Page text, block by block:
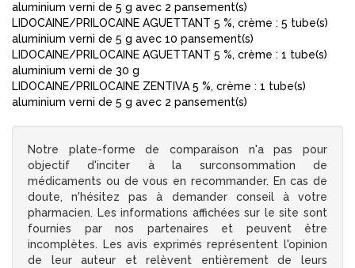
aluminium verni de 5 g avec 2 pansement(s)
LIDOCAINE/PRILOCAINE AGUETTANT 5 %, crème : 5 tube(s)
aluminium verni de 5 g avec 10 pansement(s)
LIDOCAINE/PRILOCAINE AGUETTANT 5 %, crème : 1 tube(s)
aluminium verni de 30 g
LIDOCAINE/PRILOCAINE ZENTIVA 5 %, crème : 1 tube(s)
aluminium verni de 5 g avec 2 pansement(s)
Notre plate-forme de comparaison n'a pas pour
objectif d'inciter à la surconsommation de
médicaments ou de vous en recommander. En cas de
doute, n'hésitez pas à demander conseil à votre
pharmacien. Les informations affichées sur le site sont
fournies par nos partenaires et peuvent être
incomplètes. Les avis exprimés représentent l'opinion
de leur auteur et relèvent entièrement de leurs